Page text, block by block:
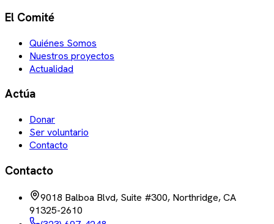
El Comité
Quiénes Somos
Nuestros proyectos
Actualidad
Actúa
Donar
Ser voluntario
Contacto
Contacto
9018 Balboa Blvd, Suite #300, Northridge, CA
91325-2610